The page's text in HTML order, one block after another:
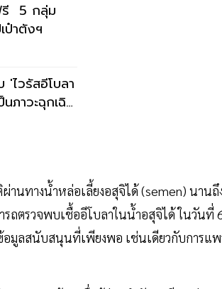
รี 5 กลุ่ม
ป๋าตังฯ
'ไวรัสอีโบลา
ภาวะฉุกเฉิน
านทางน้ำหล่อเลี้ยงอสุจิได้ (semen) นานถึ
ถตรวจพบเชื้ออีโบลาในน้ำอสุจิได้ ในวันที่
มูลสนับสนุนที่เพียงพอ เช่นเดียวกับการแ